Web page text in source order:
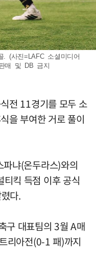
. (사진=LAFC 소셜미디어
매 및 DB 금지
전 11경기를 모두 소
을 부여한 거로 풀이
냐(온두라스)와의
킥 득점 이후 공식
다.
구 대표팀의 3월 A매
리아전(0-1 패)까지